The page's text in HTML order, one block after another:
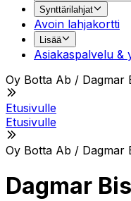
Synttärilahjat
Avoin lahjakortti
Lisää
Asiakaspalvelu &
Oy Botta Ab / Dagmar
Etusivulle
Etusivulle
Oy Botta Ab / Dagmar
Dagmar